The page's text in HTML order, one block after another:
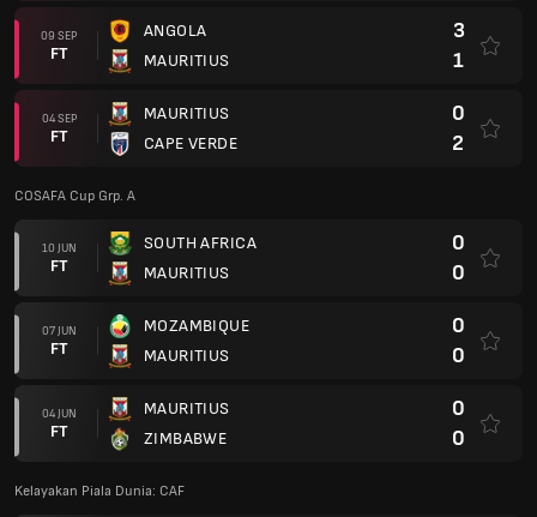
09 SEP
FT
ANGOLA
MAURITIUS
3
1
04 SEP
FT
MAURITIUS
CAPE VERDE
0
2
COSAFA Cup Grp. A
10 JUN
FT
SOUTH AFRICA
MAURITIUS
0
0
07 JUN
FT
MOZAMBIQUE
MAURITIUS
0
0
04 JUN
FT
MAURITIUS
ZIMBABWE
0
0
Kelayakan Piala Dunia: CAF